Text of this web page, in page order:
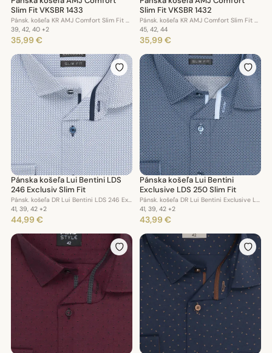
Slim Fit VKSBR 1433
Pánsk. košeľa KR AMJ Comfort Slim Fit VKSBR 1433
39, 42, 40 +2
35,99 €
Slim Fit VKSBR 1432
Pánsk. košeľa KR AMJ Comfort Slim Fit VKSBR 1432
45, 42, 44
35,99 €
Pánska košeľa Lui Bentini LDS
246 Exclusiv Slim Fit
Pánsk. košeľa DR Lui Bentini LDS 246 Exclusiv Slim Fit
41, 39, 42 +2
44,99 €
Pánska košeľa Lui Bentini
Exclusive LDS 250 Slim Fit
Pánsk. košeľa DR Lui Bentini Exclusive LDS 250 Slim Fit
41, 39, 42 +2
43,99 €